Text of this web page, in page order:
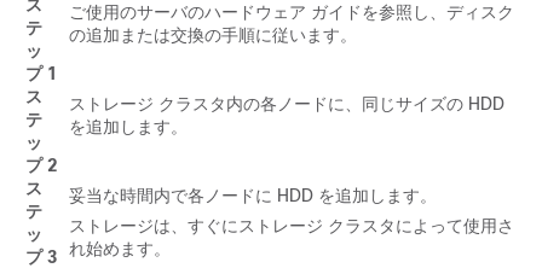
ス
テ
ッ
プ 1
ご使用のサーバのハードウェア ガイドを参照し、ディスク
の追加または交換の手順に従います。
ス
テ
ッ
プ 2
ストレージ クラスタ内の各ノードに、同じサイズの HDD
を追加します。
ス
テ
ッ
プ 3
妥当な時間内で各ノードに HDD を追加します。
ストレージは、すぐにストレージ クラスタによって使用さ
れ始めます。